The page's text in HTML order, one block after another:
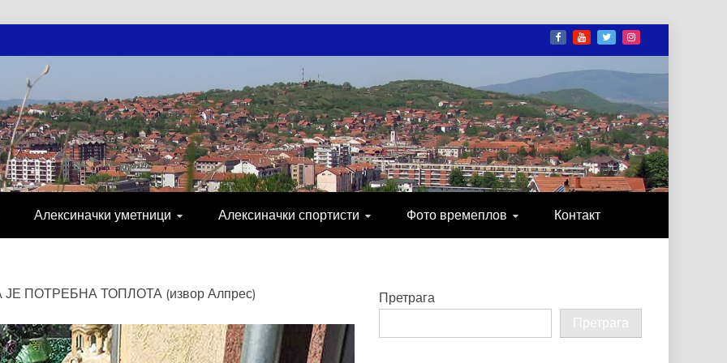
НОВОСТИ
СПОРТ, ПОСЛОВНИ ИМЕНИК, ХРОНИКА, ЗАБАВА…
Алексиначки уметници Алексиначки спортисти Фото времеплов Контакт
ПОТРЕБНА ТОПЛОТА (извор Алпрес)
Претрага
Претрага